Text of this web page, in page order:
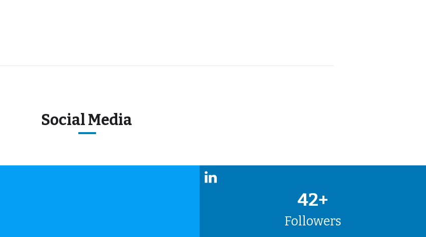
Social Media
42+
Followers